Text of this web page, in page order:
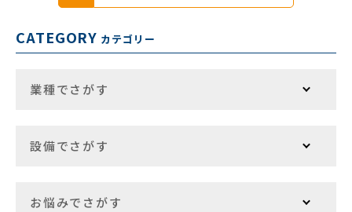
CATEGORY カテゴリー
業種でさがす
設備でさがす
お悩みでさがす